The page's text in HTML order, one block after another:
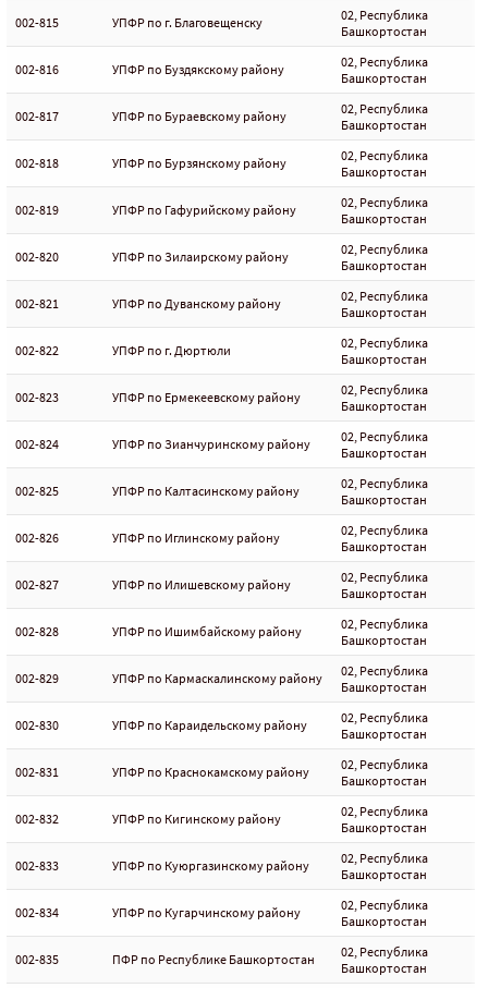
002-815 УПФР по г. Благовещенску
02, Республика
Башкортостан
002-816 УПФР по Буздякскому району
02, Республика
Башкортостан
002-817 УПФР по Бураевскому району
02, Республика
Башкортостан
002-818 УПФР по Бурзянскому району
02, Республика
Башкортостан
002-819 УПФР по Гафурийскому району
02, Республика
Башкортостан
002-820 УПФР по Зилаирскому району
02, Республика
Башкортостан
002-821 УПФР по Дуванскому району
02, Республика
Башкортостан
002-822 УПФР по г. Дюртюли
02, Республика
Башкортостан
002-823 УПФР по Ермекеевскому району
02, Республика
Башкортостан
002-824 УПФР по Зианчуринскому району
02, Республика
Башкортостан
002-825 УПФР по Калтасинскому району
02, Республика
Башкортостан
002-826 УПФР по Иглинскому району
02, Республика
Башкортостан
002-827 УПФР по Илишевскому району
02, Республика
Башкортостан
002-828 УПФР по Ишимбайскому району
02, Республика
Башкортостан
002-829 УПФР по Кармаскалинскому району
02, Республика
Башкортостан
002-830 УПФР по Караидельскому району
02, Республика
Башкортостан
002-831 УПФР по Краснокамскому району
02, Республика
Башкортостан
002-832 УПФР по Кигинскому району
02, Республика
Башкортостан
002-833 УПФР по Куюргазинскому району
02, Республика
Башкортостан
002-834 УПФР по Кугарчинскому району
02, Республика
Башкортостан
002-835 ПФР по Республике Башкортостан
02, Республика
Башкортостан